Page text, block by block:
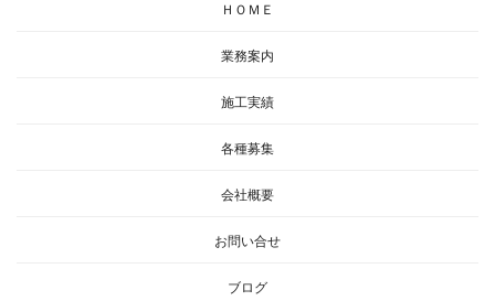
ＨＯＭＥ
業務案内
施工実績
各種募集
会社概要
お問い合せ
ブログ